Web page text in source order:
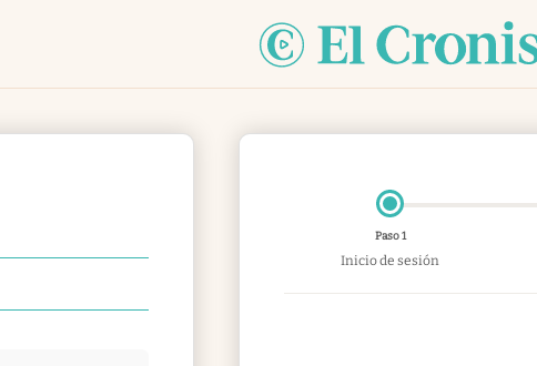
Paso 1
Inicio de sesión